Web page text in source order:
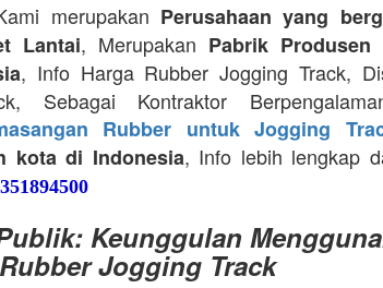
merupakan Perusahaan yang
Lantai, Merupakan Pabrik Produsen
, Info Harga Rubber Jogging Track,
Sebagai Kontraktor
Rubber untuk Jogging
kota di Indonesia, Info lebih lengkap
Keunggulan
Jogging Track